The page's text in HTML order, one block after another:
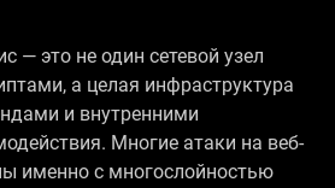
— это не один сетевой узел
а целая инфраструктура
и внутренними
Многие атаки на веб-
именно с многослойностью